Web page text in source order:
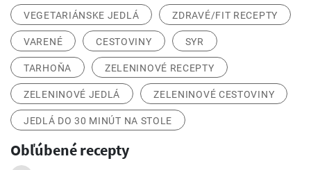
VEGETARIÁNSKE JEDLÁ ZDRAVÉ/FIT RECEPTY
VARENÉ CESTOVINY SYR
TARHOŇA ZELENINOVÉ RECEPTY
ZELENINOVÉ JEDLÁ ZELENINOVÉ CESTOVINY
JEDLÁ DO 30 MINÚT NA STOLE
Obľúbené recepty